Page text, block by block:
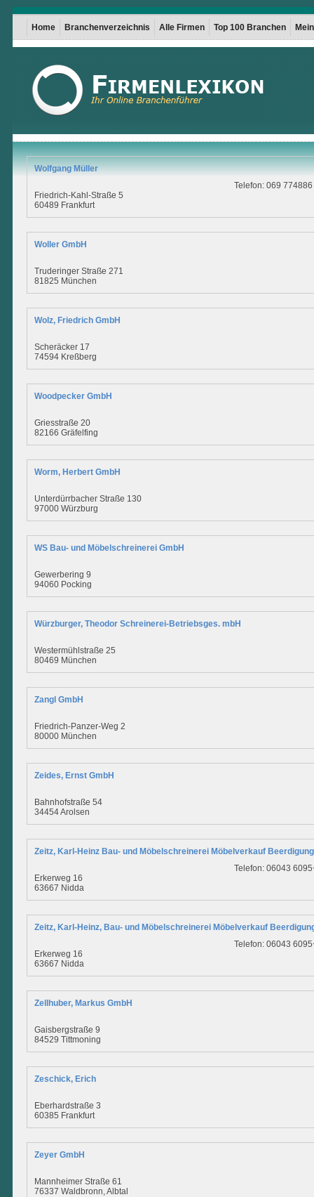
Home Branchenverzeichnis Alle Firmen Top 100 Branchen
Wolfgang Müller
Friedrich-Kahl-Straße 5
60489 Frankfurt
Telefon: 069 774886
Woller GmbH
Truderinger Straße 271
81825 München
Wolz, Friedrich GmbH
Scheräcker 17
74594 Kreßberg
Woodpecker GmbH
Griesstraße 20
82166 Gräfelfing
Worm, Herbert GmbH
Unterdürrbacher Straße 130
97000 Würzburg
WS Bau- und Möbelschreinerei GmbH
Gewerbering 9
94060 Pocking
Würzburger, Theodor Schreinerei-Betriebsges. mbH
Westermühlstraße 25
80469 München
Zangl GmbH
Friedrich-Panzer-Weg 2
80000 München
Zeides, Ernst GmbH
Bahnhofstraße 54
34454 Arolsen
Zeitz, Karl-Heinz Bau- und Möbelschreinerei Möbelverkauf
Erkerweg 16
63667 Nidda
Telefon: 06043
Zeitz, Karl-Heinz, Bau- und Möbelschreinerei Möbelverkauf
Erkerweg 16
63667 Nidda
Telefon: 06043
Zellhuber, Markus GmbH
Gaisbergstraße 9
84529 Tittmoning
Zeschick, Erich
Eberhardstraße 3
60385 Frankfurt
Zeyer GmbH
Mannheimer Straße 61
76337 Waldbronn, Albtal